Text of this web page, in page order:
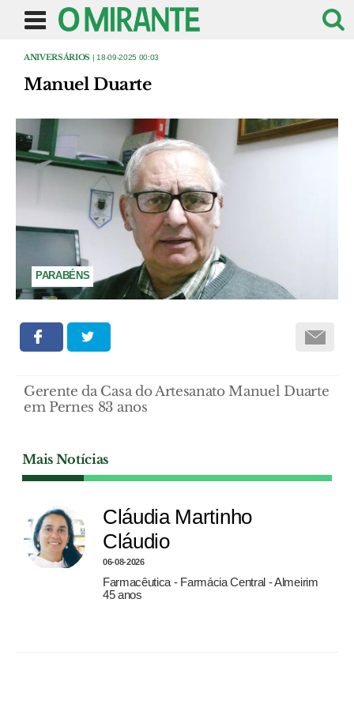
ANIVERSÁRIOS | 18-09-2025 00:03
Manuel Duarte
PARABÉNS
Gerente da Casa do Artesanato Manuel Duarte
em Pernes 83 anos
Mais Notícias
Cláudia Martinho
Cláudio
06-08-2026
Farmacêutica - Farmácia Central - Almeirim
45 anos